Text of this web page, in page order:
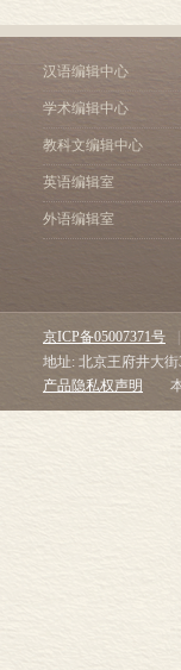
汉语编辑中心
学术编辑中心
教科文编辑中心
英语编辑室
外语编辑室
京ICP备05007371号
地址: 北京王府井大街
产品隐私权声明